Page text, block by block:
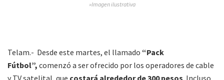
»Imagen ilustrativa
Telam.- Desde este martes, el llamado “Pack
Fútbol”, comenzó a ser ofrecido por los operadores de cable